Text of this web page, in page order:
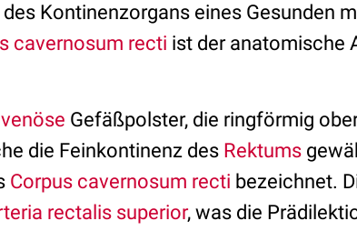
Kontinenzorgans eines Gesunden
cavernosum recti ist der anatomische
Gefäßpolster, die ringförmig
die Feinkontinenz des Rektums
Corpus cavernosum recti bezeichnet.
rectalis superior, was die